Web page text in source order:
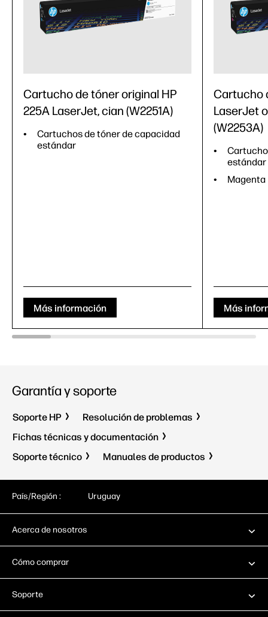
Cartucho de tóner original HP
225A LaserJet, cian (W2251A)
Cartuchos de tóner de capacidad
estándar
Más información
Cartucho
LaserJet
(W2253A)
estándar
Magenta
Más
Garantía y soporte
Soporte HP
Resolución de problemas
Fichas técnicas y documentación
Soporte técnico
Manuales de productos
País/Región : Uruguay
Acerca de nosotros
Cómo comprar
Soporte